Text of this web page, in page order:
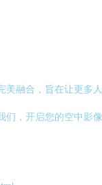
融合，旨在让更多
，开启您的空中影像